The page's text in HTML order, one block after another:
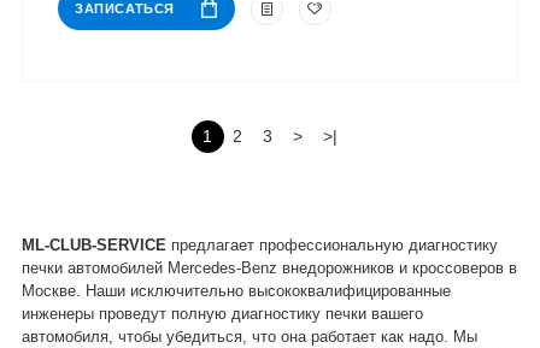
ЗАПИСАТЬСЯ
1 2 3 > >|
ML-CLUB-SERVICE предлагает профессиональную диагностику
печки автомобилей Mercedes-Benz внедорожников и кроссоверов в
Москве. Наши исключительно высококвалифицированные
инженеры проведут полную диагностику печки вашего
автомобиля, чтобы убедиться, что она работает как надо. Мы